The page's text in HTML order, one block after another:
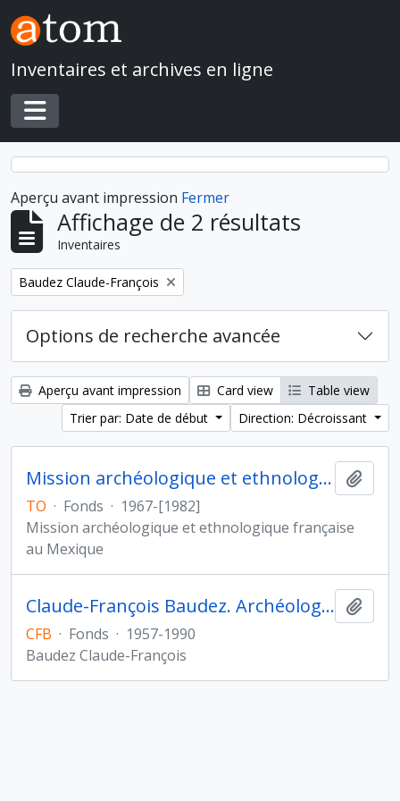
Skip to main content
Inventaires et archives en ligne
Toggle navigation
Aperçu avant impression Fermer
Affichage de 2 résultats
Inventaires
Remove filter:
Baudez Claude-François
Options de recherche avancée
Aperçu avant impression Card view
Table view
Trier par: Date de début
Direction: Décroissant
Mission archéologique et ethnologique française au Mexique
TO · Fonds · 1967-[1982]
Mission archéologique et ethnologique française
au Mexique
Claude-François Baudez. Archéologie des Amériques
CFB · Fonds · 1957-1990
Baudez Claude-François